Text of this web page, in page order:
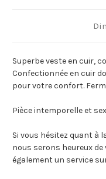
Superbe veste en cuir,
Confectionnée en cuir
pour votre confort.
Pièce intemporelle et
Si vous hésitez quant à
nous serons heureux
également un service